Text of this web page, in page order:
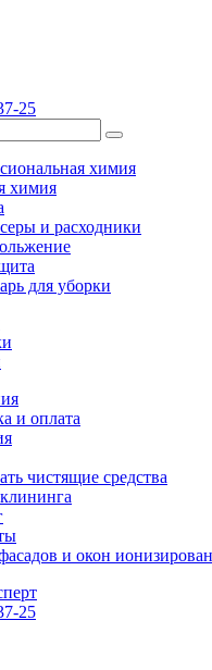
25
химия
химия
и расходники
для уборки
и оплата
чистящие средства
и окон
25